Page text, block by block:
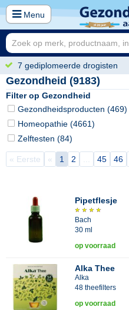
Menu
7 gediplomeerde drogisten
Gezondheid (9183)
Filter op Gezondheid
Gezondheidsproducten (469)
Homeopathie (4661)
Zelftesten (84)
« Eerste « 1 2 45 46
Pipetflesje
Bach
30 ml
op voorraad
Alka Thee
Alka
48 theefilters
op voorraad